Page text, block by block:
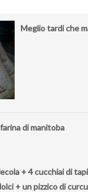
Meglio tardi che
di manitoba
+ 4 cucchiai di
+ un pizzico di